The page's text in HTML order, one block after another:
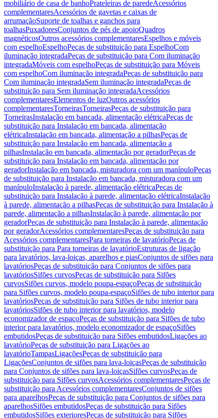
mobiliário de casa de banhoPrateleiras de paredeAcessórios
complementaresAcessórios de gavetas e caixas de
arrumaçãoSuporte de toalhas e ganchos para
toalhasPuxadoresConjuntos de pés de apoioQuadros
magnéticosOutros acessórios complementaresEspelhos e móveis
com espelhoEspelhoPeças de substituição para EspelhoCom
iluminação integradaPeças de substituição para Com iluminação
integradaMóveis com espelhoPeças de substituição para Móveis
com espelhoCom iluminação integradaPeças de substituição para
Com iluminação integradaSem iluminação integradaPeças de
substituição para Sem iluminação integradaAcessórios
complementaresElementos de luzOutros acessórios
complementaresTorneirasTorneirasPeças de substituição para
TorneirasInstalação em bancada, alimentação elétricaPeças de
substituição para Instalação em bancada, alimentação
elétricaInstalação em bancada, alimentação a pilhasPeças de
substituição para Instalação em bancada, alimentação a
pilhasInstalação em bancada, alimentação por geradorPeças de
substituição para Instalação em bancada, alimentação por
geradorInstalação em bancada, misturadora com um manípuloPeças
de substituição para Instalação em bancada, misturadora com um
manípuloInstalação à parede, alimentação elétricaPeças de
substituição para Instalação à parede, alimentação elétricaInstalação
à parede, alimentação a pilhasPeças de substituição para Instalação à
parede, alimentação a pilhasInstalação à parede, alimentação por
geradorPeças de substituição para Instalação à parede, alimentação
por geradorAcessórios complementaresPeças de substituição para
Acessórios complementaresPara torneiras de lavatórioPeças de
substituição para Para torneiras de lavatórioEstruturas de ligação
para lavatórios, lava-loiças, aparelhos e piasConjuntos de sifões para
lavatóriosPeças de substituição para Conjuntos de sifões para
lavatóriosSifões curvosPeças de substituição para Sifões
curvosSifões curvos, modelo poupa-espaçoPeças de substituição
para Sifões curvos, modelo poupa-espaçoSifões de tubo interior para
lavatóriosPeças de substituição para Sifões de tubo interior para
lavatóriosSifões de tubo interior para lavatórios, modelo
economizador de espaçoPeças de substituição para Sifões de tubo
interior para lavatórios, modelo economizador de espaçoSifões
embutidosPeças de substituição para Sifões embutidosLigações ao
lavatórioPeças de substituição para Ligações ao
lavatórioTampasLigaçõesPeças de substituição para
LigaçõesConjuntos de sifões para lava-loiçasPeças de substituição
para Conjuntos de sifões para lava-loiçasSifões curvosPeças de
substituição para Sifões curvosAcessórios complementaresPeças de
substituição para Acessórios complementaresConjuntos de sifões
para aparelhosPeças de substituição para Conjuntos de sifões para
aparelhosSifões embutidosPeças de substituição para Sifões
embutidosSifões exterioresPeças de substituição para Sifões